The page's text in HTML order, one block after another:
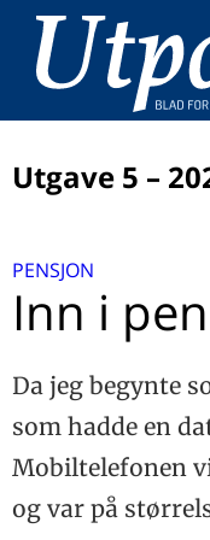
Utgave 5 –
Ensom
LEGEVAKT
– Et
UTLAND
georgisk
LIS
Langvarig
BETRAKTNING
Latter på
Føde på badet
STUDIE
Usynleg leiing?
PENSJON
Inn i
Da jeg begynte
som hadde en
Mobiltelefonen
og var på